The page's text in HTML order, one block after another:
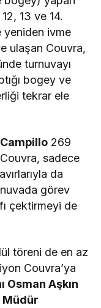
13 ve 14.
yeniden ivme
ulaşan Couvra,
turnuvayı
bogey ve
tekrar ele
269
sadece
da
görev
çektirmeyi de
töreni de en az
Couvra’ya
Osman Aşkın
Müdür